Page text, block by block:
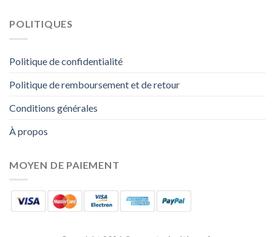
POLITIQUES
Politique de confidentialité
Politique de remboursement et de retour
Conditions générales
À propos
MOYEN DE PAIEMENT